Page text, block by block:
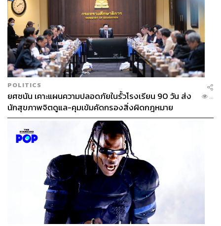
POLITICS
ยศชนัน เคาะแผนความปลอดภัยในรั้วโรงเรียน 90 วัน ส่ง
นักสุขภาพจิตดูแล-คุมเข้มคัดกรองสิ่งผิดกฎหมาย
...